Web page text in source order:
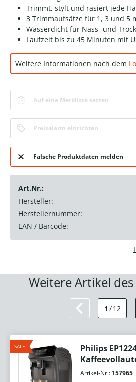
Trimmt, stylt und rasiert jede
3 Trimmaufsätze für 1, 3 und 5
Wasserdicht für Nass- und
Laufzeit bis zu 45 Minuten mit
Weitere Informationen nach dem
Auf eine Merkliste setzen
Preisalarm einrichten
Falsche Produktdaten melden
Art.Nr.:
Hersteller:
Herstellernummer:
EAN / Barcode:
Weitere Artikel
1 /12
SALE
Philips
Artikel-Nr.: 157965